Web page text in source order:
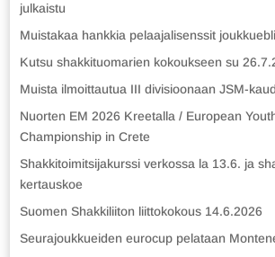
julkaistu
Muistakaa hankkia pelaajalisenssit
Kutsu shakkituomarien kokoukseen su
Muista ilmoittautua III divisioonaan JSM-
Nuorten EM 2026 Kreetalla / European
Championship in Crete
Shakkitoimitsijakurssi verkossa la 13.6. ja
kertauskoe
Suomen Shakkiliiton liittokokous 14.6.2026
Seurajoukkueiden eurocup pelataan